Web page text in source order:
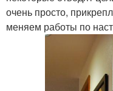
очень просто,
меняем работы по